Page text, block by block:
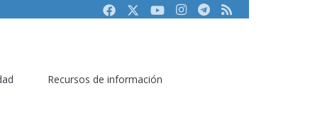
FacebookTwitterYoutubeInstagram
Telegram
RSS
Recursos de información